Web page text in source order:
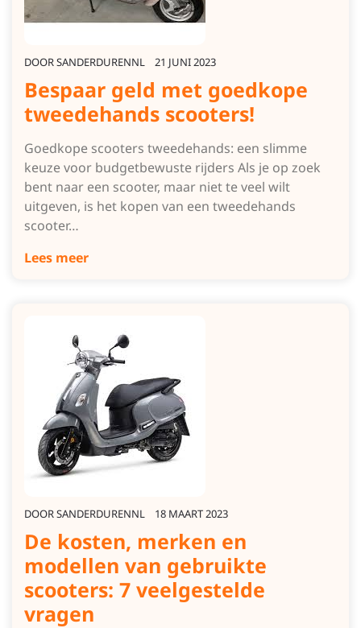
DOORSANDERDURENNL 21 JUNI 2023
Bespaar geld met goedkope
tweedehands scooters!
Goedkope scooters tweedehands: een slimme
keuze voor budgetbewuste rijders Als je op zoek
bent naar een scooter, maar niet te veel wilt
uitgeven, is het kopen van een tweedehands
scooter…
Lees meer
DOORSANDERDURENNL 18 MAART 2023
De kosten, merken en
modellen van gebruikte
scooters: 7 veelgestelde
vragen